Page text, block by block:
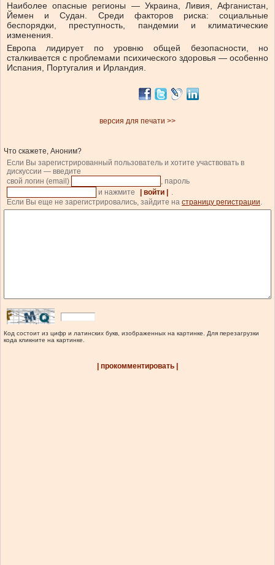
Наиболее опасные регионы — Украина, Ливия, Афганистан,
Йемен и Судан. Среди факторов риска: социальные
беспорядки, преступность, пандемии и климатические
изменения.
Европа лидирует по уровню общей безопасности, но
сталкивается с проблемами психического здоровья — особенно
Испания, Португалия и Ирландия.
версия для печати >>
Что скажете, Аноним?
Если Вы зарегистрированный пользователь и хотите участвовать в
дискуссии — введите
свой логин (email)
, пароль
и нажмите
| войти |
.
Если Вы еще не зарегистрировались, зайдите на страницу регистрации.
Код состоит из цифр и латинских букв, изображенных на картинке. Для перезагрузки
кода кликните на картинке.
| прокомментировать |